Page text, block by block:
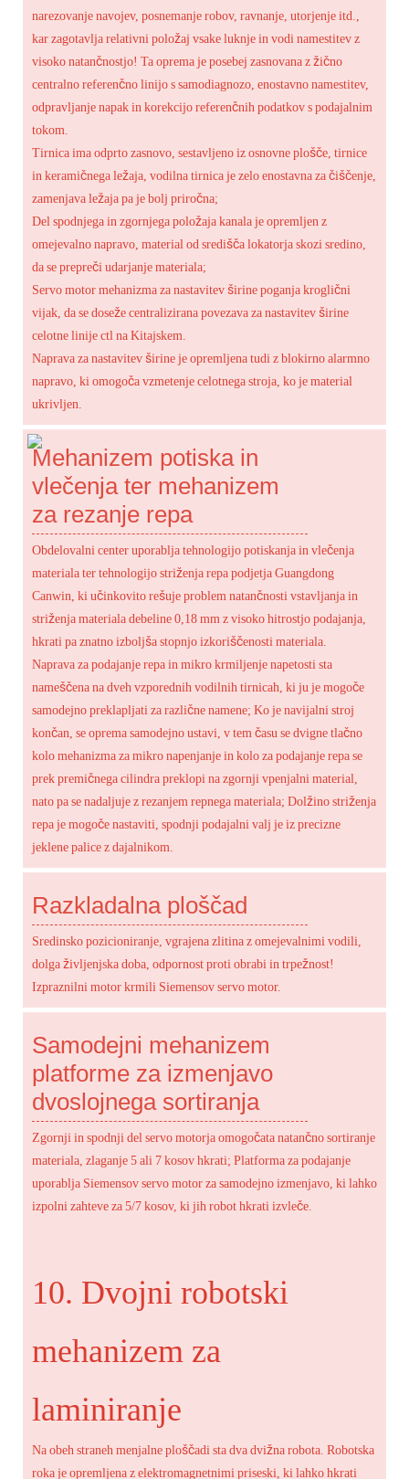
narezovanje navojev, posnemanje robov, ravnanje, utorjenje itd.,
kar zagotavlja relativni položaj vsake luknje in vodi namestitev z
visoko natančnostjo! Ta oprema je posebej zasnovana z žično
centralno referenčno linijo s samodiagnozo, enostavno namestitev,
odpravljanje napak in korekcijo referenčnih podatkov s podajalnim
tokom.
Tirnica ima odprto zasnovo, sestavljeno iz osnovne plošče, tirnice
in keramičnega ležaja, vodilna tirnica je zelo enostavna za čiščenje,
zamenjava ležaja pa je bolj priročna;
Del spodnjega in zgornjega položaja kanala je opremljen z
omejevalno napravo, material od središča lokatorja skozi sredino,
da se prepreči udarjanje materiala;
Servo motor mehanizma za nastavitev širine poganja kroglični
vijak, da se doseže centralizirana povezava za nastavitev širine
celotne linije ctl na Kitajskem.
Naprava za nastavitev širine je opremljena tudi z blokirno alarmno
napravo, ki omogoča vzmetenje celotnega stroja, ko je material
ukrivljen.
Mehanizem potiska in
vlečenja ter mehanizem
za rezanje repa
Obdelovalni center uporablja tehnologijo potiskanja in vlečenja
materiala ter tehnologijo striženja repa podjetja Guangdong
Canwin, ki učinkovito rešuje problem natančnosti vstavljanja in
striženja materiala debeline 0,18 mm z visoko hitrostjo podajanja,
hkrati pa znatno izboljša stopnjo izkoriščenosti materiala.
Naprava za podajanje repa in mikro krmiljenje napetosti sta
nameščena na dveh vzporednih vodilnih tirnicah, ki ju je mogoče
samodejno preklapljati za različne namene; Ko je navijalni stroj
končan, se oprema samodejno ustavi, v tem času se dvigne tlačno
kolo mehanizma za mikro napenjanje in kolo za podajanje repa se
prek premičnega cilindra preklopi na zgornji vpenjalni material,
nato pa se nadaljuje z rezanjem repnega materiala; Dolžino striženja
repa je mogoče nastaviti, spodnji podajalni valj je iz precizne
jeklene palice z dajalnikom.
Razkladalna ploščad
Sredinsko pozicioniranje, vgrajena zlitina z omejevalnimi vodili,
dolga življenjska doba, odpornost proti obrabi in trpežnost!
Izpraznilni motor krmili Siemensov servo motor.
Samodejni mehanizem
platforme za izmenjavo
dvoslojnega sortiranja
Zgornji in spodnji del servo motorja omogočata natančno sortiranje
materiala, zlaganje 5 ali 7 kosov hkrati; Platforma za podajanje
uporablja Siemensov servo motor za samodejno izmenjavo, ki lahko
izpolni zahteve za 5/7 kosov, ki jih robot hkrati izvleče.
10. Dvojni robotski
mehanizem za
laminiranje
Na obeh straneh menjalne ploščadi sta dva dvižna robota. Robotska
roka je opremljena z elektromagnetnimi priseski, ki lahko hkrati